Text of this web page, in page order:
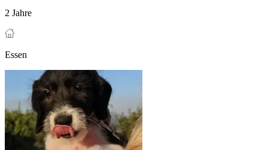
2 Jahre
Essen